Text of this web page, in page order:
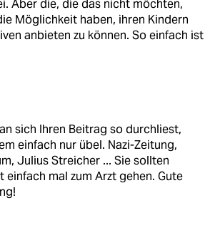
Aber die, die das nicht möchten,
Möglichkeit haben, ihren Kindern
anbieten zu können. So einfach ist
sich Ihren Beitrag so durchliest,
einfach nur übel. Nazi-Zeitung,
Julius Streicher ... Sie sollten
einfach mal zum Arzt gehen. Gute